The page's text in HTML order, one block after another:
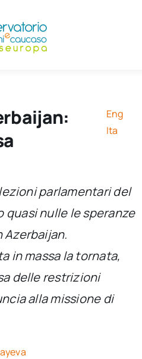
Eng
Ita
parlamentari del
quasi nulle le speranze
Azerbaijan.
in massa la tornata,
delle restrizioni
alla missione di